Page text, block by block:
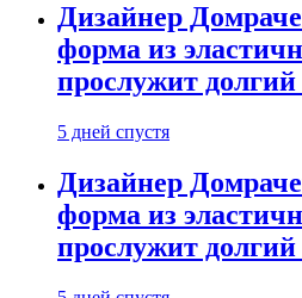
Дизайнер
форма из
прослужит долгий
5 дней спустя
Дизайнер
форма из
прослужит долгий